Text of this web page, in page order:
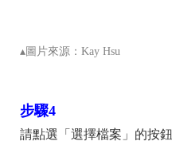
▴圖片來源：Kay Hsu
步驟4
請點選「選擇檔案」的按